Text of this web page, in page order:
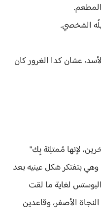
المطعم.
الشخصي.
عشان كدا الغرور كان
لإنها مُمتلِئة بِك"
بتفتكر شكل عينيه بعد
لغاية ما لقت
الأصفر، وقاعدين